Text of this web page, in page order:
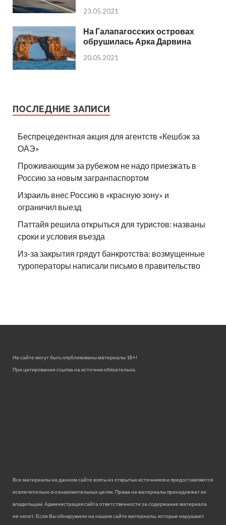
23.05.2021
На Галапагосских островах
обрушилась Арка Дарвина
20.05.2021
ПОСЛЕДНИЕ ЗАПИСИ
Беспрецедентная акция для агентств «Кешбэк за
ОАЭ»
Проживающим за рубежом не надо приезжать в
Россию за новым загранпаспортом
Израиль внес Россию в «красную зону» и
ограничил выезд
Паттайя решила открыться для туристов: названы
сроки и условия въезда
Из-за закрытия грядут банкротства: возмущенные
туроператоры написали письмо в правительство
На сайте могут быть опубликованы материалы 18+!
При цитировании ссылка на источник обязательна.
Все материалы на данном сайте взяты из открытых источников и предоставляются
исключительно в ознакомительных целях. Права на материалы принадлежат их
владельцам. Администрация сайта ответственности за содержание материала
не несет. Если Вы обнаружили на нашем сайте материалы, которые нарушают